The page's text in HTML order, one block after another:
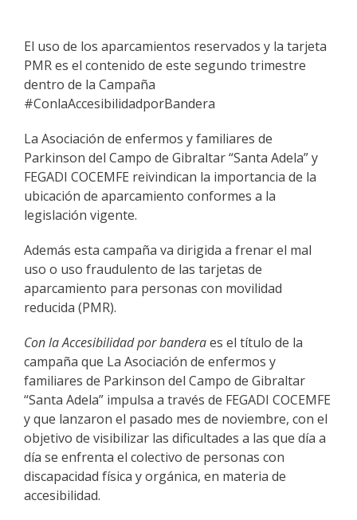
El uso de los aparcamientos reservados y la tarjeta
PMR es el contenido de este segundo trimestre
dentro de la Campaña
#ConlaAccesibilidadporBandera
La Asociación de enfermos y familiares de
Parkinson del Campo de Gibraltar “Santa Adela” y
FEGADI COCEMFE reivindican la importancia de la
ubicación de aparcamiento conformes a la
legislación vigente.
Además esta campaña va dirigida a frenar el mal
uso o uso fraudulento de las tarjetas de
aparcamiento para personas con movilidad
reducida (PMR).
Con la Accesibilidad por banderaes el título de la
campaña que La Asociación de enfermos y
familiares de Parkinson del Campo de Gibraltar
“Santa Adela” impulsa a través de FEGADI COCEMFE
y que lanzaron el pasado mes de noviembre, con el
objetivo de visibilizar las dificultades a las que día a
día se enfrenta el colectivo de personas con
discapacidad física y orgánica, en materia de
accesibilidad.